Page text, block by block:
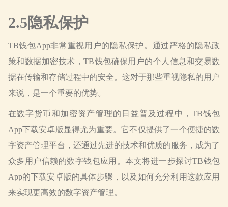
2.5隐私保护
TB钱包App非常重视用户的隐私保护。通过严格的隐私政
策和数据加密技术，TB钱包确保用户的个人信息和交易数
据在传输和存储过程中的安全。这对于那些重视隐私的用户
来说，是一个重要的优势。
在数字货币和加密资产管理的日益普及过程中，TB钱包
App下载安卓版显得尤为重要。它不仅提供了一个便捷的数
字资产管理平台，还通过先进的技术和优质的服务，成为了
众多用户信赖的数字钱包应用。本文将进一步探讨TB钱包
App的下载安卓版的具体步骤，以及如何充分利用这款应用
来实现更高效的数字资产管理。